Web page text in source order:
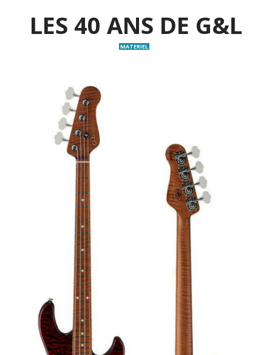
LES 40 ANS DE G&L
MATERIEL